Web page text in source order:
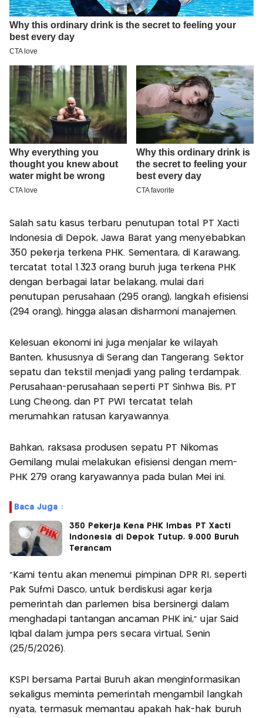
Salah satu kasus terbaru penutupan total PT Xacti
Indonesia di Depok, Jawa Barat yang menyebabkan
350 pekerja terkena PHK. Sementara, di Karawang,
tercatat total 1.323 orang buruh juga terkena PHK
dengan berbagai latar belakang, mulai dari
penutupan perusahaan (295 orang), langkah efisiensi
(294 orang), hingga alasan disharmoni manajemen.
Kelesuan ekonomi ini juga menjalar ke wilayah
Banten, khususnya di Serang dan Tangerang. Sektor
sepatu dan tekstil menjadi yang paling terdampak.
Perusahaan-perusahaan seperti PT Sinhwa Bis, PT
Lung Cheong, dan PT PWI tercatat telah
merumahkan ratusan karyawannya.
Bahkan, raksasa produsen sepatu PT Nikomas
Gemilang mulai melakukan efisiensi dengan mem-
PHK 279 orang karyawannya pada bulan Mei ini.
Baca Juga :
350 Pekerja Kena PHK Imbas PT Xacti
Indonesia di Depok Tutup, 9.000 Buruh
Terancam
"Kami tentu akan menemui pimpinan DPR RI, seperti
Pak Sufmi Dasco, untuk berdiskusi agar kerja
pemerintah dan parlemen bisa bersinergi dalam
menghadapi tantangan ancaman PHK ini," ujar Said
Iqbal dalam jumpa pers secara virtual, Senin
(25/5/2026).
KSPI bersama Partai Buruh akan menginformasikan
sekaligus meminta pemerintah mengambil langkah
nyata, termasuk memantau apakah hak-hak buruh